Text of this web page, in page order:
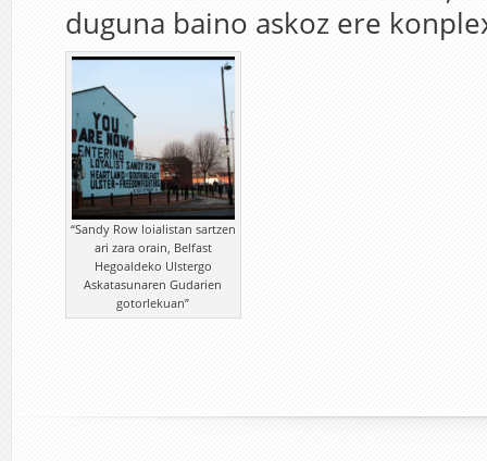
duguna baino askoz ere
“Sandy Row loialistan sartzen
ari zara orain, Belfast
Hegoaldeko Ulstergo
Askatasunaren Gudarien
gotorlekuan”